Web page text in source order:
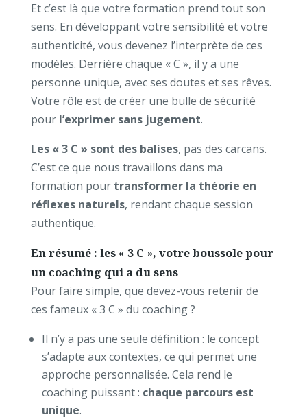
Et c’est là que votre formation prend tout son
sens. En développant votre sensibilité et votre
authenticité, vous devenez l’interprète de ces
modèles. Derrière chaque « C », il y a une
personne unique, avec ses doutes et ses rêves.
Votre rôle est de créer une bulle de sécurité
pour l’exprimer sans jugement.
Les « 3 C » sont des balises, pas des carcans.
C’est ce que nous travaillons dans ma
formation pour transformer la théorie en
réflexes naturels, rendant chaque session
authentique.
En résumé : les « 3 C », votre boussole pour
un coaching qui a du sens
Pour faire simple, que devez-vous retenir de
ces fameux « 3 C » du coaching ?
Il n’y a pas une seule définition : le concept
s’adapte aux contextes, ce qui permet une
approche personnalisée. Cela rend le
coaching puissant : chaque parcours est
unique.